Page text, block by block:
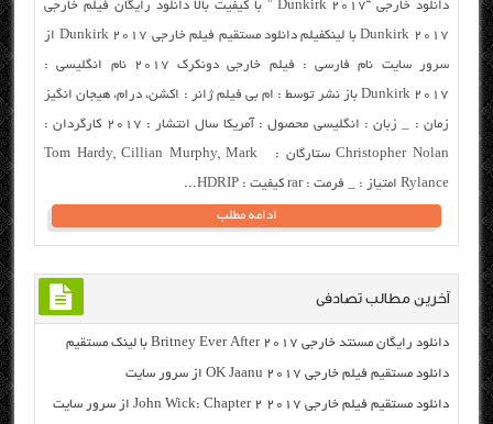
دانلود خارجی “Dunkirk 2017 ” با کیفیت بالا دانلود رایگان فیلم خارجی
Dunkirk 2017 با لینکفیلم دانلود مستقیم فیلم خارجی Dunkirk 2017 از
سرور سایت نام فارسی : فیلم خارجی دونکرک ۲۰۱۷ نام انگلیسی :
Dunkirk 2017 باز نشر توسط : ام بی فیلم ژانر : اکشن، درام، هیجان انگیز
زمان : _ زبان : انگلیسی محصول : آمریکا سال انتشار : ۲۰۱۷ کارگردان :
Christopher Nolan ستارگان : Tom Hardy, Cillian Murphy, Mark
Rylance امتیاز : _ فرمت : rar کیفیت : HDRIP...
ادامه مطلب
آخرین مطالب تصادفی
دانلود رایگان مسنتد خارجی Britney Ever After 2017 با لینک مستقیم
دانلود مستقیم فیلم خارجی OK Jaanu 2017 از سرور سایت
دانلود مستقیم فیلم خارجی John Wick: Chapter 2 2017 از سرور سایت